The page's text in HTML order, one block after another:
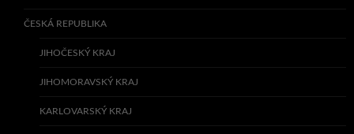
ČESKÁ REPUBLIKA
JIHOČESKÝ KRAJ
JIHOMORAVSKÝ KRAJ
KARLOVARSKÝ KRAJ